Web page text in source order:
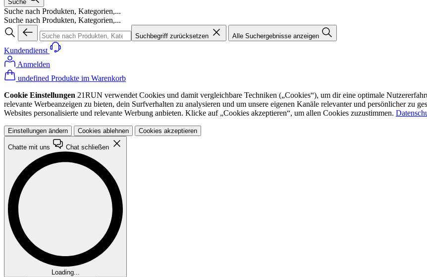
Suche
Suche nach Produkten, Kategorien,...
Suche nach Produkten, Kategorien,...
Suchbegriff zurücksetzen Alle Suchergebnisse anzeigen
Kundendienst
Anmelden
undefined Produkte im Warenkorb
Cookie Einstellungen 21RUN verwendet Cookies und damit vergleichbare Techniken („Cookies“), um dir eine optimale
relevante Werbeanzeigen zu bieten, dein Surfverhalten zu analysieren und um unsere eigenen Kanäle relevanter und persönlicher zu
Websites personalisierte und relevante Werbung anbieten. Klicke auf „Cookies akzeptieren“, um allen Cookies zuzustimmen.
Einstellungen ändern Cookies ablehnen Cookies akzeptieren
Chatte mit uns Chat schließen
Loading...